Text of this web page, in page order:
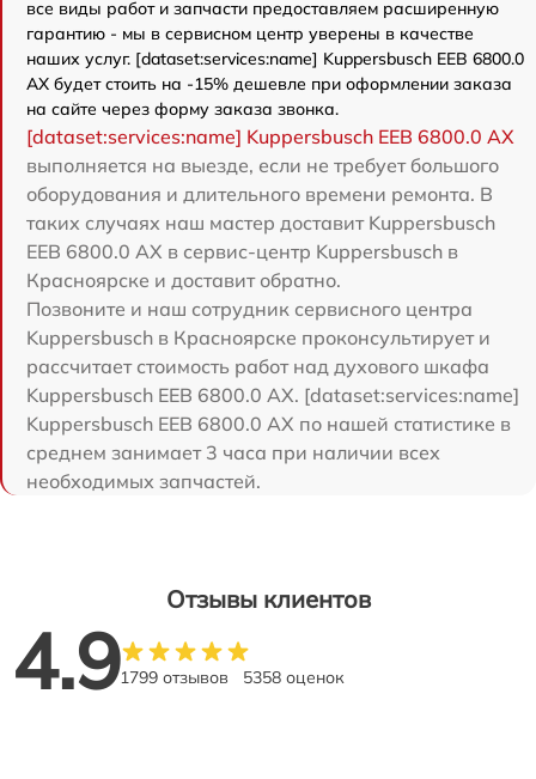
все виды работ и запчасти предоставляем расширенную
гарантию - мы в сервисном центр уверены в качестве
наших услуг. [dataset:services:name] Kuppersbusch EEB 6800.0
AX будет стоить на -15% дешевле при оформлении заказа
на сайте через форму заказа звонка.
[dataset:services:name] Kuppersbusch EEB 6800.0 AX
выполняется на выезде, если не требует большого
оборудования и длительного времени ремонта. В
таких случаях наш мастер доставит Kuppersbusch
EEB 6800.0 AX в сервис-центр Kuppersbusch в
Красноярске и доставит обратно.
Позвоните и наш сотрудник сервисного центра
Kuppersbusch в Красноярске проконсультирует и
рассчитает стоимость работ над духового шкафа
Kuppersbusch EEB 6800.0 AX. [dataset:services:name]
Kuppersbusch EEB 6800.0 AX по нашей статистике в
среднем занимает 3 часа при наличии всех
необходимых запчастей.
Отзывы клиентов
4.91799 отзывов 5358 оценок